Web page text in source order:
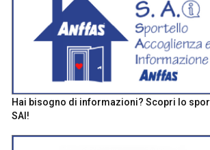
Hai bisogno di informazioni? Scopri lo
SAI!